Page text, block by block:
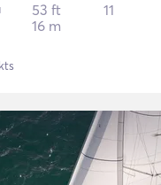
53 ft
16 m
11